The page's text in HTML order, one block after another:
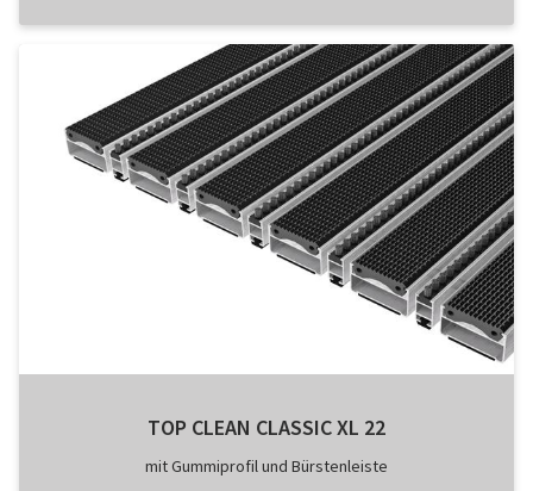
TOP CLEAN CLASSIC XL 22
mit Gummiprofil und Bürstenleiste